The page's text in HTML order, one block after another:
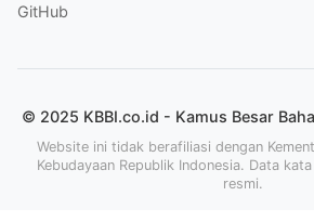
GitHub
© 2025 KBBI.co.id - Kamus Besar
Website ini tidak berafiliasi dengan
Kebudayaan Republik Indonesia. Data
resmi.